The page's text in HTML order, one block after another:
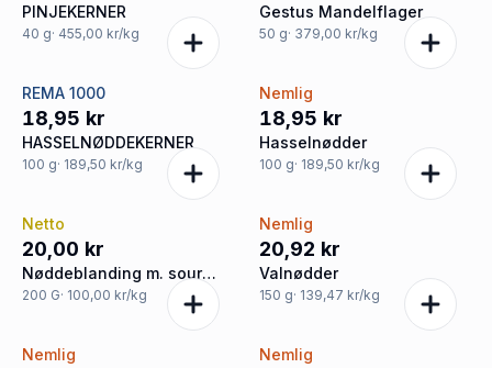
PINJEKERNER
40 g· 455,00 kr/kg
Gestus Mandelflager
50 g· 379,00 kr/kg
REMA 1000
18,95 kr
HASSELNØDDEKERNER
100 g· 189,50 kr/kg
Nemlig
18,95 kr
Hasselnødder
100 g· 189,50 kr/kg
Netto
20,00 kr
Nøddeblanding m. sour
cream & onion
200 G· 100,00 kr/kg
Nemlig
20,92 kr
Valnødder
150 g· 139,47 kr/kg
Nemlig Nemlig